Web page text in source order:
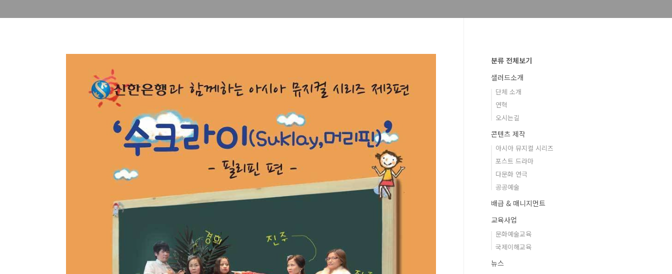
분류 전체보기
샐러드소개
단체 소개
연혁
오시는길
콘텐츠 제작
아시아 뮤지컬 시리즈
포스트 드라마
다문화 연극
공공예술
배급 & 매니지먼트
교육사업
문화예술교육
국제이해교육
뉴스